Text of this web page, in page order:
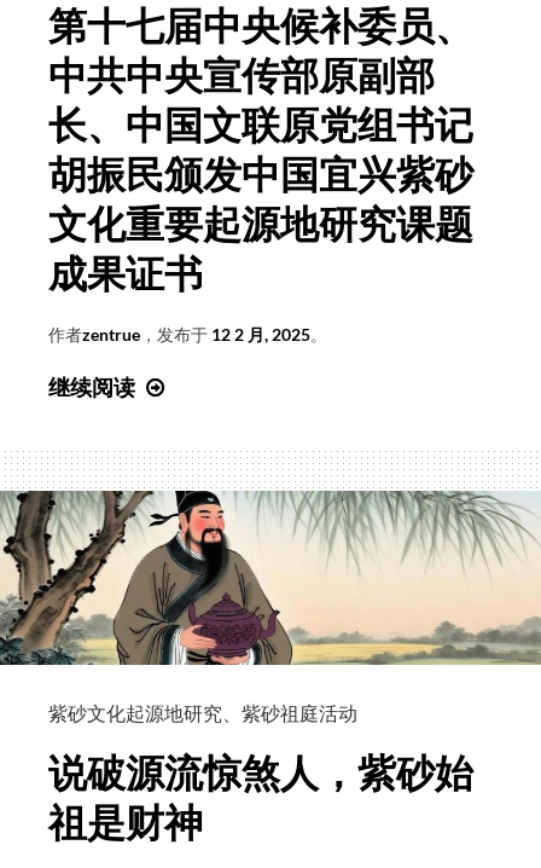
看
看
AI
怎
么
说？
第十七届中央候补委员、
中共中央宣传部原副部
长、中国文联原党组书记
胡振民颁发中国宜兴紫砂
文化重要起源地研究课题
成果证书
作者zentrue ，发布于 12 2 月, 2025。
继续阅读
七
届
中
央
候
补
委
中
中
央
宣
紫砂文化起源地研究 紫砂祖庭活动
说破源流惊煞人，紫砂始
祖是财神